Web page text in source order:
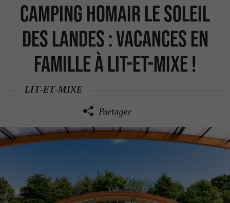
Camping Homair Le Soleil
des Landes : Vacances en
famille à Lit-et-Mixe !
LIT-ET-MIXE
Partager